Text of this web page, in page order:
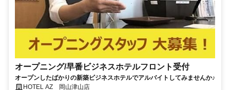
オープニング/早番ビジネスホテルフロント受付
オープンしたばかりの新築ビジネスホテルでアルバイトしてみませんか♪
HOTEL AZ 岡山津山店